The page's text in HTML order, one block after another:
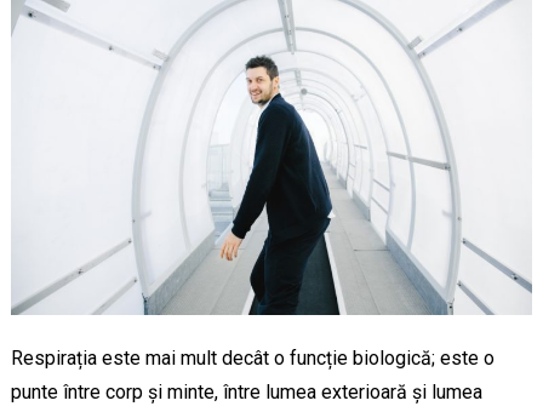
Respirația este mai mult decât o funcție biologică; este o
punte între corp și minte, între lumea exterioară și lumea